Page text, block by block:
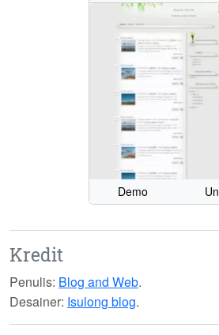
Demo
Kredit
Penulis: Blog and Web.
Desainer: Isulong blog.